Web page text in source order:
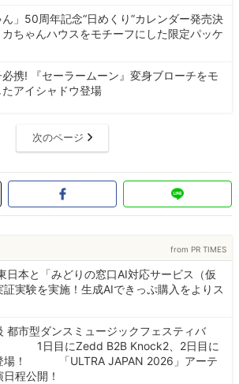
ん」50周年記念“日めくり”カレンダー発売決
ちゃんハウスをモチーフにした限定パッケ
携! 『セーラームーン』変身ブローチをモ
アイシャドウ登場
次のページ
from PR TIMES
日本と「みどりの窓口AI対応サービス（仮
証実験を実施！生成AIできっぷ購入をよりス
都市型ダンスミュージックフェスティバ
にZedd B2B Knock2、2日目に
場！ 「ULTRA JAPAN 2026」アーテ
程公開！